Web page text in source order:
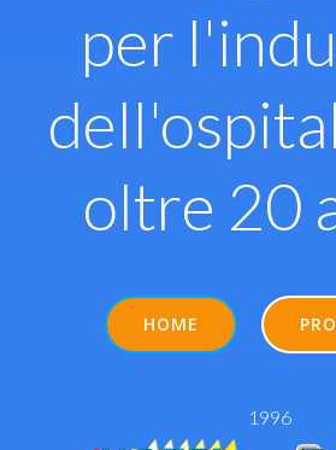
per
oltre 20
HOME
1996